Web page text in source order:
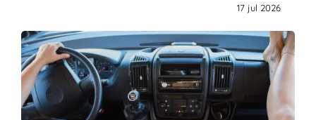
17 jul 2026